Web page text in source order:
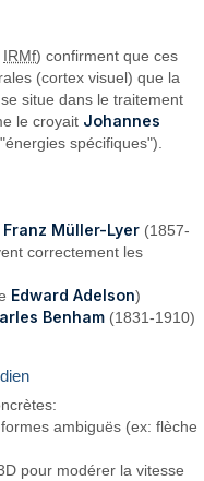
IRMf) confirment que ces
(cortex visuel) que la
situe dans le traitement
le croyait Johannes
spécifiques").
Franz Müller-Lyer (1857-
correctement les
Edward Adelson)
Benham (1831-1910)
ambiguës (ex: flèche
pour modérer la vitesse